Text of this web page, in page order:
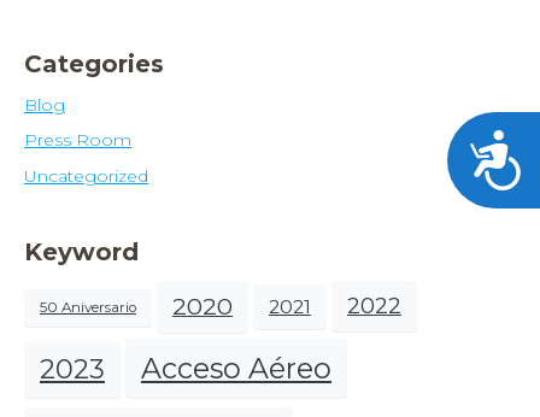
Categories
Blog
Press Room
Uncategorized
Keyword
50 Aniversario 2020 2021 2022
2023
Acceso Aéreo